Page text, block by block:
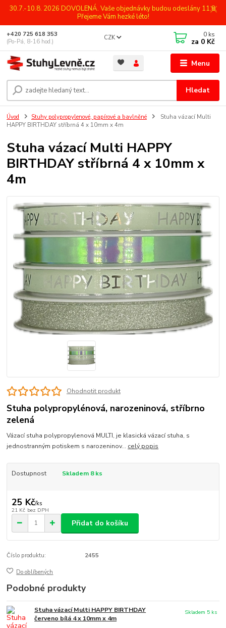
30.7.-10.8. 2026 DOVOLENÁ. Vaše objednávky budou odeslány 11.8.
Přejeme Vám hezké léto!
Menu
CZK
Hledat
+420 725 618 353
(Po-Pá, 8-16 hod.)
0 ks
za 0 Kč
Úvod Stuhy polypropylenové, papírové a bavlněné
Stuha vázací Multi
HAPPY BIRTHDAY stříbrná 4 x 10mm x 4m
Stuha vázací Multi HAPPY
BIRTHDAY stříbrná 4 x 10mm x
4m
Ohodnotit produkt
Stuha polypropylénová, narozeninová, stříbrno
zelená
Vázací stuha polypropylenová MULTI, je klasická vázací stuha, s
jednostranným potiskem s narozeninov... celý popis
Dostupnost Skladem 8 ks
25 Kč/ks
21 Kč bez DPH
Přidat do košíku
Číslo produktu: 2455
Do oblíbených
Podobné produkty
Stuha vázací Multi HAPPY BIRTHDAY
červeno bílá 4 x 10mm x 4m
Skladem 5 ks